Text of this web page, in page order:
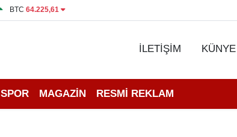
BTC 64.225,61
İLETİŞİM KÜNYE
SPOR MAGAZİN RESMİ REKLAM